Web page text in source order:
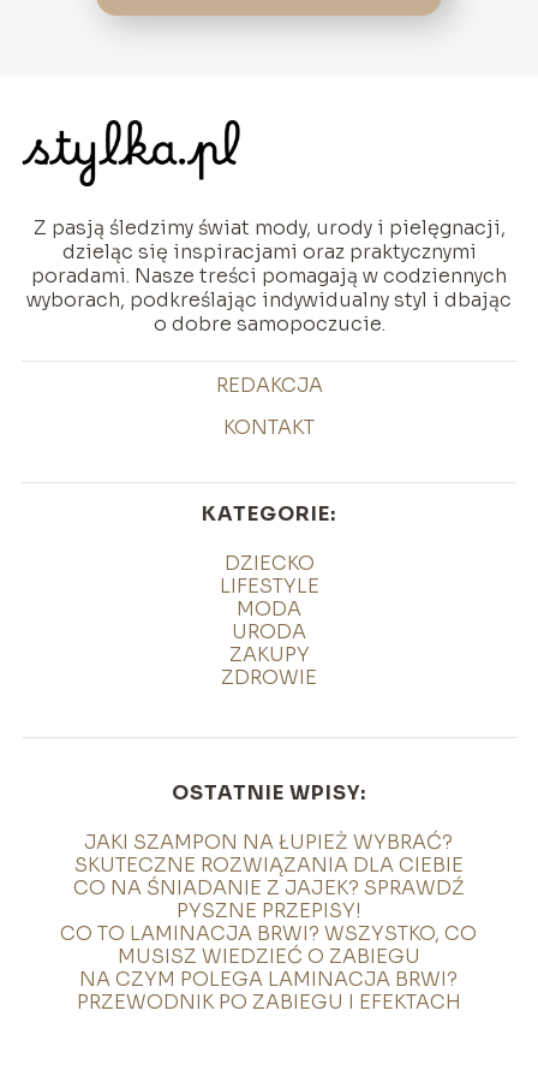
Z pasją śledzimy świat mody, urody i pielęgnacji,
dzieląc się inspiracjami oraz praktycznymi
poradami. Nasze treści pomagają w codziennych
wyborach, podkreślając indywidualny styl i dbając
o dobre samopoczucie.
REDAKCJA
KONTAKT
KATEGORIE:
DZIECKO
LIFESTYLE
MODA
URODA
ZAKUPY
ZDROWIE
OSTATNIE WPISY:
JAKI SZAMPON NA ŁUPIEŻ WYBRAĆ?
SKUTECZNE ROZWIĄZANIA DLA CIEBIE
CO NA ŚNIADANIE Z JAJEK? SPRAWDŹ
PYSZNE PRZEPISY!
CO TO LAMINACJA BRWI? WSZYSTKO, CO
MUSISZ WIEDZIEĆ O ZABIEGU
NA CZYM POLEGA LAMINACJA BRWI?
PRZEWODNIK PO ZABIEGU I EFEKTACH